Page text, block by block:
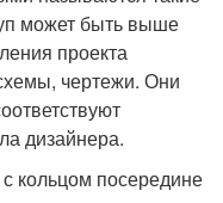
может быть выше
проекта
чертежи. Они
дизайнера.
кольцом посередине